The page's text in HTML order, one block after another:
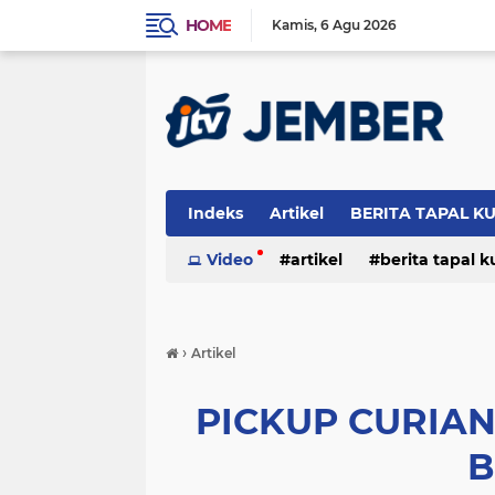
HOME Kamis 6 Agu 2026
Indeks Artikel BERITA TAPAL
PERISTIWA
Video artikel berita tapal
› Artikel
PICKUP